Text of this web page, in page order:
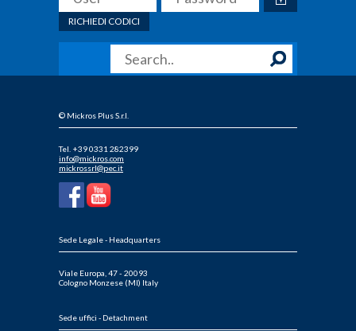
RICHIEDI CODICI
© Mickros Plus S.r.l.
Tel. +39 0331 282399
info@mickros.com
mickrossrl@pec.it
Sede Legale - Headquarters
Viale Europa, 47 - 20093
Cologno Monzese (MI) Italy
Sede uffici - Detachment